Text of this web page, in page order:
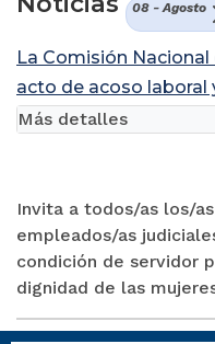
08 - Agosto
La Comisión
acto de acoso laboral
Invita a todos/as los/
empleados/as
condición de servidor
dignidad de las
Más detalles